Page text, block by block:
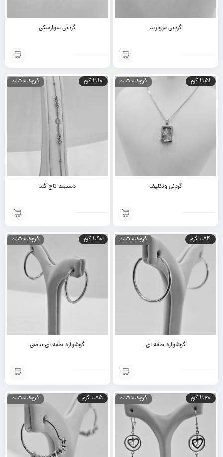
گردنی مروارید گردنی سوارسکی
فروخته شده 2.51 گرم
گردنی ونکلیف
فروخته شده 2.10 گرم
دستبند تاج گلد
فروخته شده 1.84 گرم
گوشواره حلقه ای
فروخته شده 1.90 گرم
گوشواره حلقه ای بیضی
فروخته شده 2.60 گرم فروخته شده 1.85 گرم